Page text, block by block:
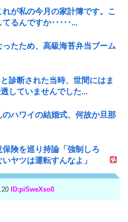
れが私の今月の家計簿です。こ
るんですか･････...
ったため、高級海苔弁当ブーム
診断された当時、世間にはま
していませんでした...
のハワイの結婚式、何故か旦那
険を巡り持論「強制しろ
ヤツは運転すんなよ」
ID:piSweXso0